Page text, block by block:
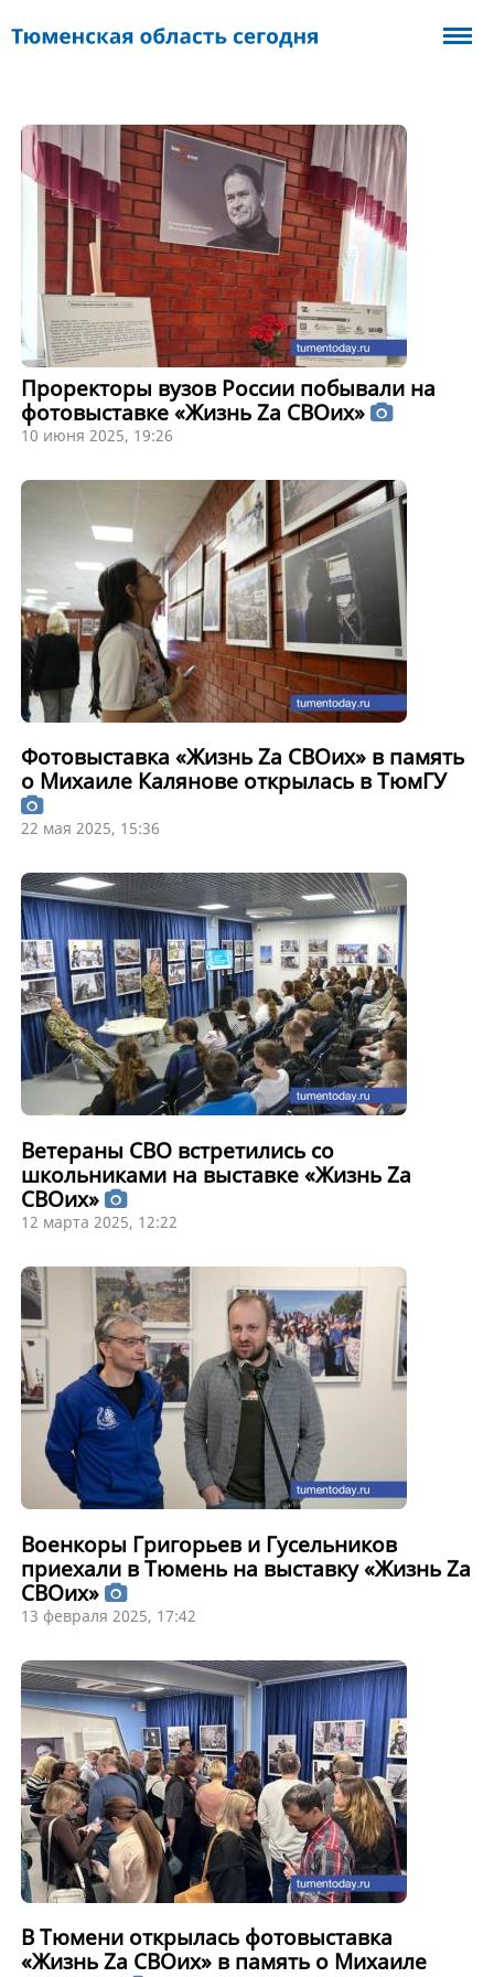
Проректоры вузов России побывали на
фотовыставке «Жизнь Za СВОих»
10 июня 2025, 19:26
Фотовыставка «Жизнь Za СВОих» в память
о Михаиле Калянове открылась в ТюмГУ
22 мая 2025, 15:36
Ветераны СВО встретились со
школьниками на выставке «Жизнь Zа
СВОих»
12 марта 2025, 12:22
Военкоры Григорьев и Гусельников
приехали в Тюмень на выставку «Жизнь Zа
СВОих»
13 февраля 2025, 17:42
В Тюмени открылась фотовыставка
«Жизнь Zа СВОих» в память о Михаиле